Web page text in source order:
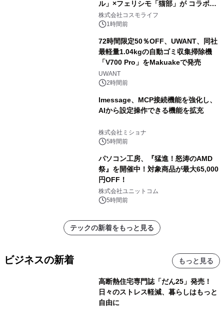
ル」×フェリシモ「猫部」が コラボキ
ャンペーンを実施
株式会社コスモライフ
1時間前
72時間限定50％OFF、UWANT、同社
最軽量1.04kgの自動ゴミ収集掃除機
「V700 Pro」をMakuakeで発売
UWANT
2時間前
lmessage、MCP接続機能を強化し、
AIから設定操作できる機能を拡充
株式会社ミショナ
5時間前
パソコン工房、『猛進！怒涛のAMD
祭』を開催中！対象商品が最大65,000
円OFF！
株式会社ユニットコム
5時間前
テックの新着をもっと見る
ビジネスの新着 もっと見る
高断熱住宅専門誌「だん25」発売！
日々のストレス軽減、暮らしはもっと
自由に